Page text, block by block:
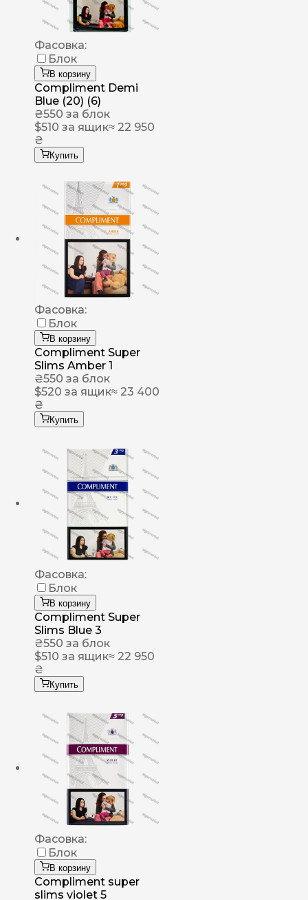
Фасовка:
Блок
В корзину
Compliment Demi
Blue (20) (6)
₴550 за блок
$510 за ящик≈ 22 950
₴
Купить
Фасовка:
Блок
В корзину
Compliment Super
Slims Amber 1
₴550 за блок
$520 за ящик≈ 23 400
₴
Купить
Фасовка:
Блок
В корзину
Compliment Super
Slims Blue 3
₴550 за блок
$510 за ящик≈ 22 950
₴
Купить
Фасовка:
Блок
В корзину
Compliment super
slims violet 5